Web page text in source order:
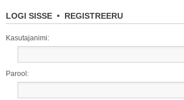
LOGI SISSE • REGISTREERU
Kasutajanimi:
Parool: